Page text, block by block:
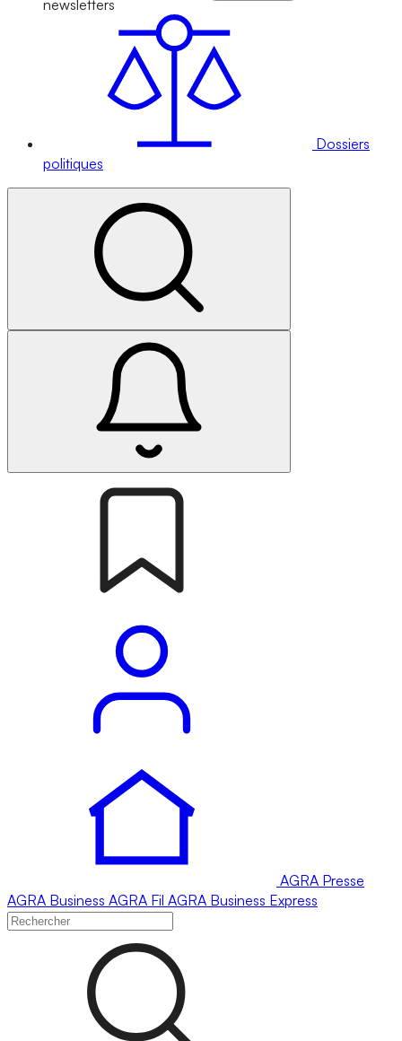
newsletters
Dossiers
politiques
AGRA Presse
AGRA Business AGRA Fil AGRA Business Express